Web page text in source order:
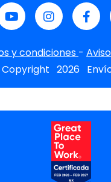
y condiciones -
2026